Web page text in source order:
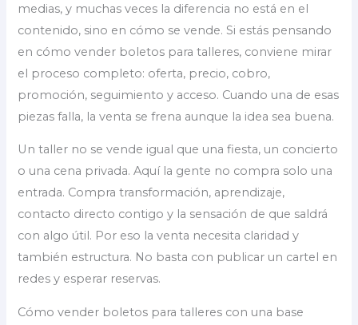
medias, y muchas veces la diferencia no está en el
contenido, sino en cómo se vende. Si estás pensando
en cómo vender boletos para talleres, conviene mirar
el proceso completo: oferta, precio, cobro,
promoción, seguimiento y acceso. Cuando una de esas
piezas falla, la venta se frena aunque la idea sea buena.
Un taller no se vende igual que una fiesta, un concierto
o una cena privada. Aquí la gente no compra solo una
entrada. Compra transformación, aprendizaje,
contacto directo contigo y la sensación de que saldrá
con algo útil. Por eso la venta necesita claridad y
también estructura. No basta con publicar un cartel en
redes y esperar reservas.
Cómo vender boletos para talleres con una base